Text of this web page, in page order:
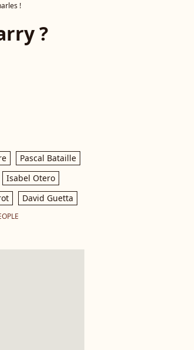
!
?
Pascal Bataille
Isabel Otero
David Guetta